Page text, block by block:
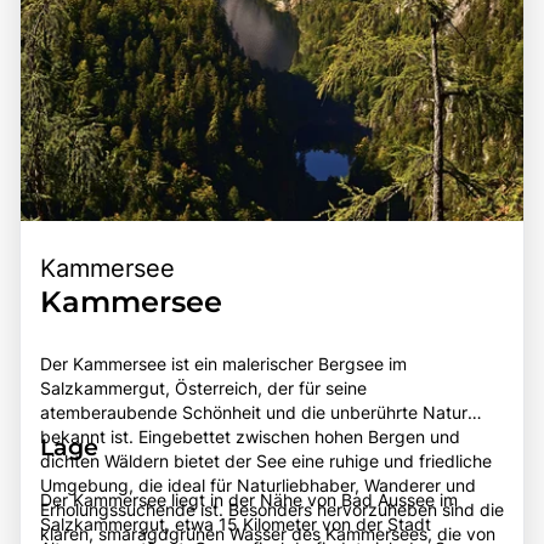
Kammersee
Kammersee
Der Kammersee ist ein malerischer Bergsee im
Salzkammergut, Österreich, der für seine
atemberaubende Schönheit und die unberührte Natur
bekannt ist. Eingebettet zwischen hohen Bergen und
dichten Wäldern bietet der See eine ruhige und friedliche
Umgebung, die ideal für Naturliebhaber, Wanderer und
Erholungssuchende ist. Besonders hervorzuheben sind die
klaren, smaragdgrünen Wasser des Kammersees, die von
Lage
Der Kammersee liegt in der Nähe von Bad Aussee im
Salzkammergut, etwa 15 Kilometer von der Stadt